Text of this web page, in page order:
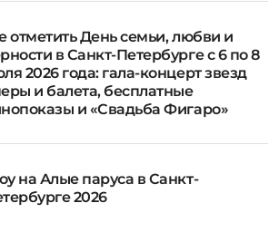
отметить День семьи, любви и
в Санкт-Петербурге с 6 по 8
2026 года: гала-концерт звезд
и балета, бесплатные
и «Свадьба Фигаро»
на Алые паруса в Санкт-
2026